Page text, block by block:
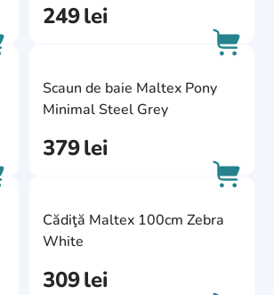
249lei
AddCardToFavourite
AddCardToCart
Scaun de baie Maltex Pony
Minimal Steel Grey
379lei
AddCardToFavourite
AddCardToCart
Cădiţă Maltex 100cm Zebra
White
309lei